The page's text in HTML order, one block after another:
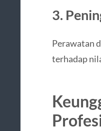
3.
Perawatan
terhadap